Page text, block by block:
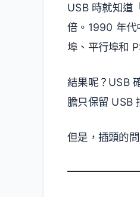
USB 時就知道
倍。1990 年代
埠、平行埠和
結果呢？USB
膽只保留 USB
但是，插頭的